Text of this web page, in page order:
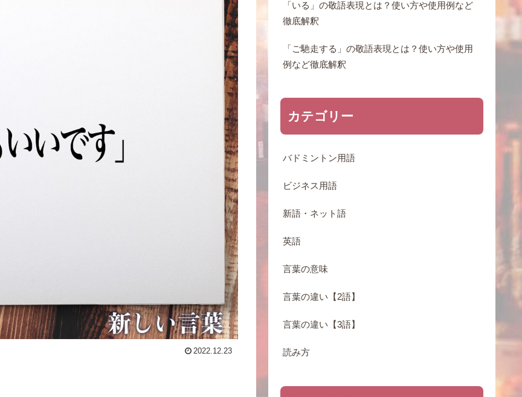
2022.12.23
「いる」の敬語表現とは？使い方や使用例など
徹底解釈
「ご馳走する」の敬語表現とは？使い方や使用
例など徹底解釈
カテゴリー
バドミントン用語
ビジネス用語
新語・ネット語
英語
言葉の意味
言葉の違い【2語】
言葉の違い【3語】
読み方